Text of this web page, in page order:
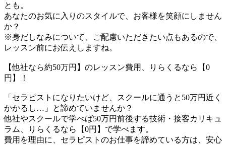
とも。
あなたのお気に入りのスタイルで、お客様を笑顔にしません
か？
※身だしなみについて、ご配慮いただきたい点もあるので、
レッスン前にお伝えしますね。
【他社なら約50万円】のレッスン費用、りらくるなら【0
円】！
「セラピストになりたいけど、スクールに通うと50万円近く
かかるし…」と諦めていませんか？
他社やスクールで学べば50万円前後する技術・接客カリキュ
ラム、りらくるなら【0円】で学べます。
費用を理由に、セラピストのお仕事を諦めている方は、安心